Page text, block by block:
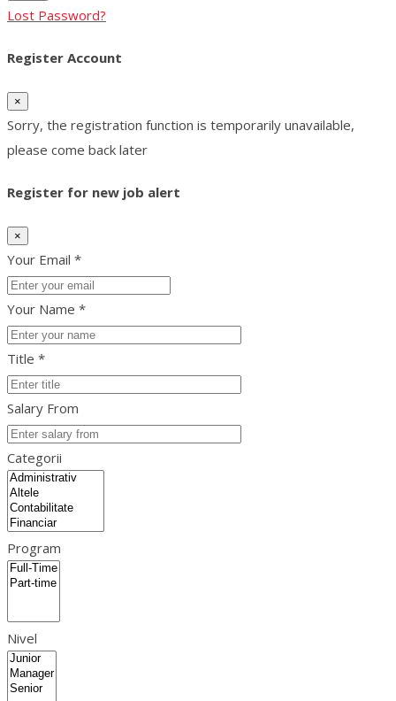
Lost Password?
Register Account
×
Sorry, the registration function is temporarily unavailable,
please come back later
Register for new job alert
×
Your Email *
Your Name *
Title *
Salary From
Categorii
Program
Nivel